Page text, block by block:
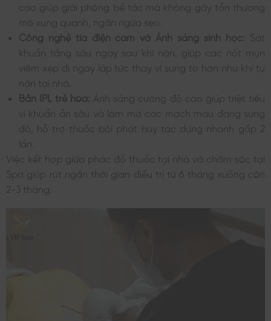
cao giúp giải phóng bế tắc mà không gây tổn thương
mô xung quanh, ngăn ngừa sẹo.
Công nghệ tia điện cam và Ánh sáng sinh học:
Sát
khuẩn tầng sâu ngay sau khi nặn, giúp các nốt mụn
viêm xẹp đi ngay lập tức thay vì sưng to hơn như khi tự
nặn tại nhà.
Bắn IPL trẻ hóa:
Ánh sáng cường độ cao giúp triệt tiêu
vi khuẩn ẩn sâu và làm mờ các mạch máu đang sưng
đỏ, hỗ trợ thuốc bôi phát huy tác dụng nhanh gấp 2
lần.
Việc kết hợp giữa phác đồ thuốc tại nhà và chăm sóc tại
Spa giúp rút ngắn thời gian điều trị từ 6 tháng xuống còn
2-3 tháng.